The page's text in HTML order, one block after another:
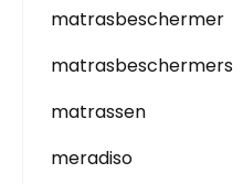
matrasbeschermer
matrasbeschermers
matrassen
meradiso